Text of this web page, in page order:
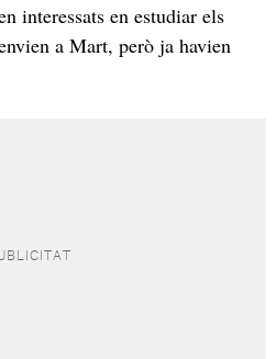
interessats en estudiar els
a Mart, però ja havien